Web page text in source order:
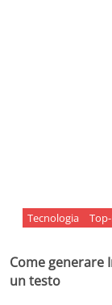
Tecnologia
Come generare
un testo